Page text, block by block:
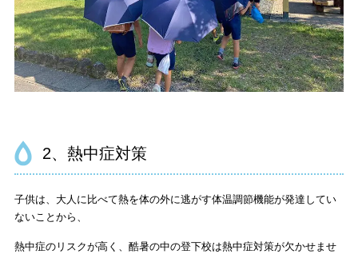
2、熱中症対策
子供は、大人に比べて熱を体の外に逃がす体温調節機能が発達してい
ないことから、
熱中症のリスクが高く、酷暑の中の登下校は熱中症対策が欠かせませ